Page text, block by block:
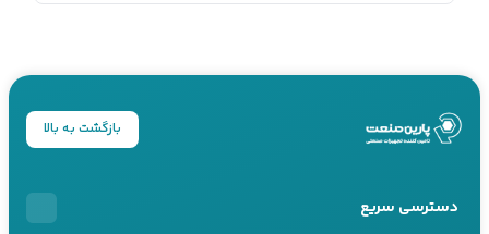
بازگشت به بالا
دسترسی سریع